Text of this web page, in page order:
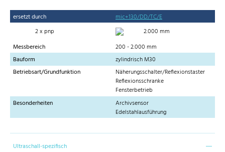
ersetzt durch
mic+130/DD/TC/E
2 x pnp
2.000 mm
Messbereich
200 - 2.000 mm
Bauform
zylindrisch M30
Betriebsart/Grundfunktion
Näherungsschalter/Reflexionstaster
Reflexionsschranke
Fensterbetrieb
Besonderheiten
Archivsensor
Edelstahlausführung
Ultraschall-spezifisch